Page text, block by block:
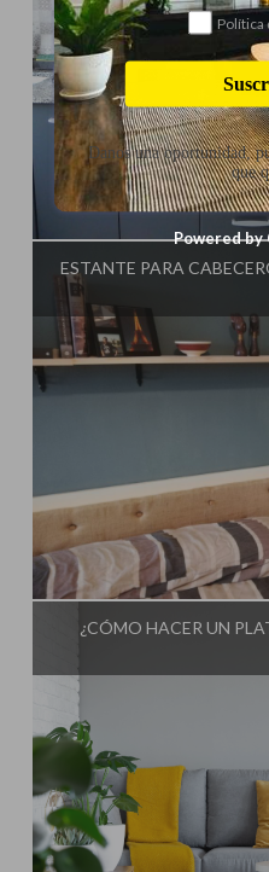
Influencer:
ESTANTE PARA
Influencer:
¿CÓMO HACER UN
Política
Danos una oportunidad,
que
Powered by